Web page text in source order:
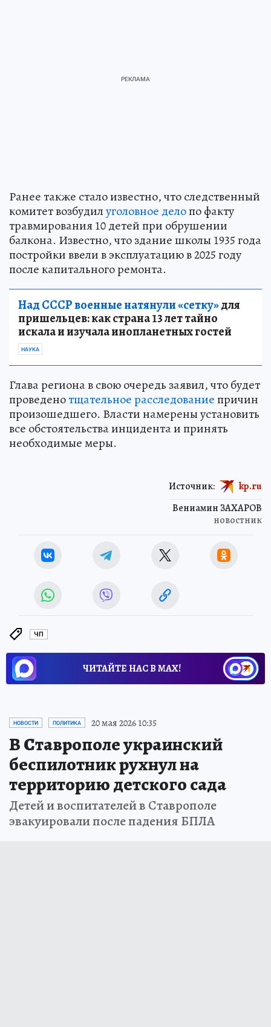
Ранее также стало известно, что следственный
комитет возбудилуголовное делопо факту
травмирования 10 детей при обрушении
балкона. Известно, что здание школы 1935 года
постройки ввели в эксплуатацию в 2025 году
после капитального ремонта.
Над СССР военные натянули «сетку»для
пришельцев: как страна 13 лет тайно
искала и изучала инопланетных гостей
НАУКА
Глава региона в свою очередь заявил, что будет
проведенотщательное расследованиепричин
произошедшего. Власти намерены установить
все обстоятельства инцидента и принять
необходимые меры.
Вениамин ЗАХАРОВ
новостник
Источник: kp.ru
ЧП
ЧИТАЙТЕ НАС В МАХ!
НОВОСТИ ПОЛИТИКА 20 мая 2026 10:35
В Ставрополе украинский
беспилотник рухнул на
территорию детского сада
Детей и воспитателей в Ставрополе
эвакуировали после падения БПЛА